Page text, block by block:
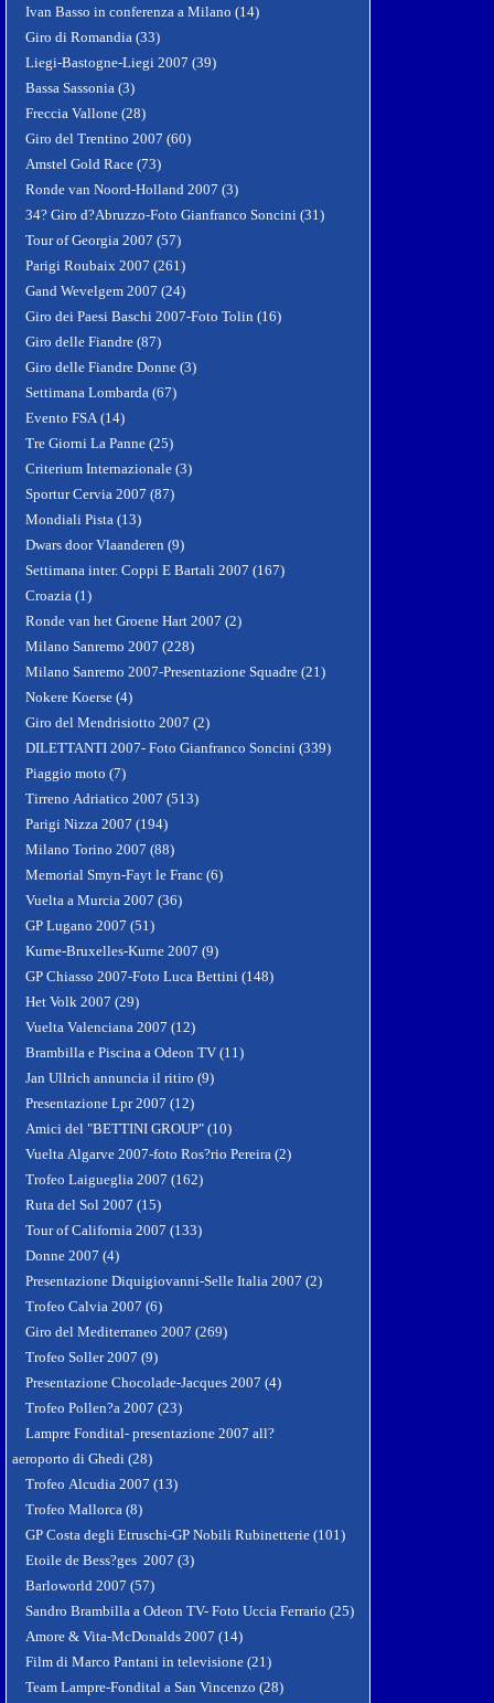
Ivan Basso in conferenza a Milano (14)
Giro di Romandia (33)
Liegi-Bastogne-Liegi 2007 (39)
Bassa Sassonia (3)
Freccia Vallone (28)
Giro del Trentino 2007 (60)
Amstel Gold Race (73)
Ronde van Noord-Holland 2007 (3)
34? Giro d?Abruzzo-Foto Gianfranco Soncini (31)
Tour of Georgia 2007 (57)
Parigi Roubaix 2007 (261)
Gand Wevelgem 2007 (24)
Giro dei Paesi Baschi 2007-Foto Tolin (16)
Giro delle Fiandre (87)
Giro delle Fiandre Donne (3)
Settimana Lombarda (67)
Evento FSA (14)
Tre Giorni La Panne (25)
Criterium Internazionale (3)
Sportur Cervia 2007 (87)
Mondiali Pista (13)
Dwars door Vlaanderen (9)
Settimana inter. Coppi E Bartali 2007 (167)
Croazia (1)
Ronde van het Groene Hart 2007 (2)
Milano Sanremo 2007 (228)
Milano Sanremo 2007-Presentazione Squadre (21)
Nokere Koerse (4)
Giro del Mendrisiotto 2007 (2)
DILETTANTI 2007- Foto Gianfranco Soncini (339)
Piaggio moto (7)
Tirreno Adriatico 2007 (513)
Parigi Nizza 2007 (194)
Milano Torino 2007 (88)
Memorial Smyn-Fayt le Franc (6)
Vuelta a Murcia 2007 (36)
GP Lugano 2007 (51)
Kurne-Bruxelles-Kurne 2007 (9)
GP Chiasso 2007-Foto Luca Bettini (148)
Het Volk 2007 (29)
Vuelta Valenciana 2007 (12)
Brambilla e Piscina a Odeon TV (11)
Jan Ullrich annuncia il ritiro (9)
Presentazione Lpr 2007 (12)
Amici del "BETTINI GROUP" (10)
Vuelta Algarve 2007-foto Ros?rio Pereira (2)
Trofeo Laigueglia 2007 (162)
Ruta del Sol 2007 (15)
Tour of California 2007 (133)
Donne 2007 (4)
Presentazione Diquigiovanni-Selle Italia 2007 (2)
Trofeo Calvia 2007 (6)
Giro del Mediterraneo 2007 (269)
Trofeo Soller 2007 (9)
Presentazione Chocolade-Jacques 2007 (4)
Trofeo Pollen?a 2007 (23)
Lampre Fondital- presentazione 2007 all?
aeroporto di Ghedi (28)
Trofeo Alcudia 2007 (13)
Trofeo Mallorca (8)
GP Costa degli Etruschi-GP Nobili Rubinetterie (101)
Etoile de Bess?ges 2007 (3)
Barloworld 2007 (57)
Sandro Brambilla a Odeon TV- Foto Uccia Ferrario (25)
Amore & Vita-McDonalds 2007 (14)
Film di Marco Pantani in televisione (21)
Team Lampre-Fondital a San Vincenzo (28)